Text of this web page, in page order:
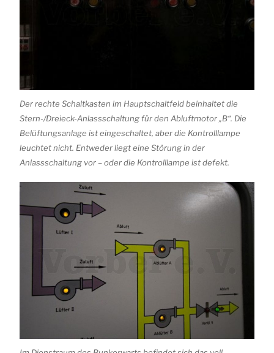
Der rechte Schaltkasten im Hauptschaltfeld beinhaltet die
Stern-/Dreieck-Anlassschaltung für den Abluftmotor „B“. Die
Belüftungsanlage ist eingeschaltet, aber die Kontrolllampe
leuchtet nicht. Entweder liegt eine Störung in der
Anlassschaltung vor – oder die Kontrolllampe ist defekt.